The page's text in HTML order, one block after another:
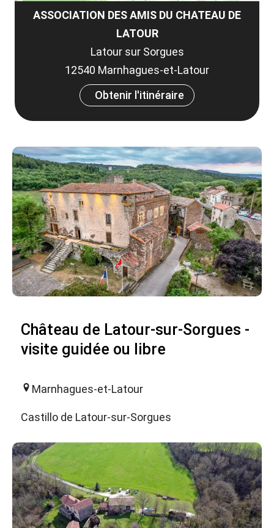
ASSOCIATION DES AMIS DU CHATEAU DE
LATOUR
Latour sur Sorgues
12540 Marnhagues-et-Latour
Obtenir l'itinéraire
Château de Latour-sur-Sorgues -
visite guidée ou libre
Marnhagues-et-Latour
Castillo de Latour-sur-Sorgues